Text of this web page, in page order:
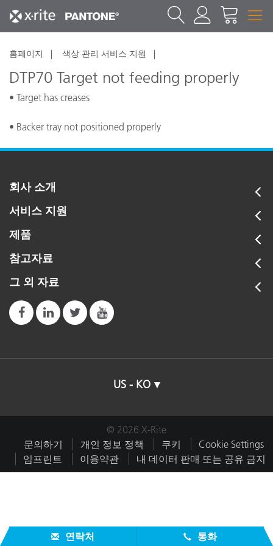
홈페이지 색상 관리 서비스 지원
DTP70 Target not feeding properly
• Target has creases
• Backer tray not positioned properly
회사 소개
서비스 지원
제품
참고자료
그 외 자료
US - KO
© 2026 X-Rite
문의하기
개인 정보 정책 쿠키
Cookie Settings
임프린트
이용약관 내 데이터 판매 또는 공유 금지
연락처 통화